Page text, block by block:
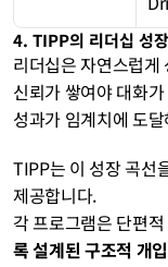
4. TIPP의 리더십 성
리더십은 자연스럽게
신뢰가 쌓여야 대화
성과가 임계치에 도
TIPP는 이 성장 곡선
제공합니다.
각 프로그램은 단편
록 설계된 구조적 개입